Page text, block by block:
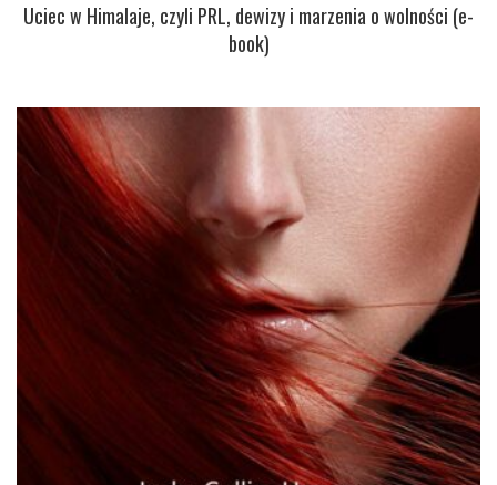
Uciec w Himalaje, czyli PRL, dewizy i marzenia o wolności (e-
book)